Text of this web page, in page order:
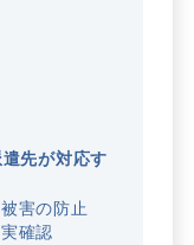
先が対応す
害の防止
確認